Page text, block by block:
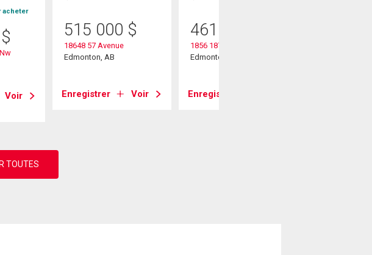
acheter
$
Voir
515 000 $
18648 57 Avenue
Edmonton, AB
Enregistrer Voir
461 367
1856 187 Street
Edmonton, AB
Enregistrer